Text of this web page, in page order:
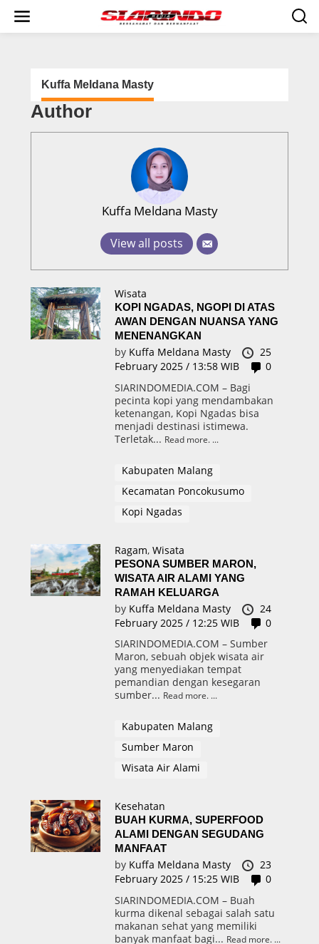
i
Kuffa Meldana Masty
Author
Kuffa Meldana Masty
View all posts
Wisata
KOPI NGADAS, NGOPI DI ATAS
AWAN DENGAN NUANSA YANG
MENENANGKAN
by Kuffa Meldana Masty
25
February 2025 / 13:58 WIB
0
SIARINDOMEDIA.COM – Bagi
pecinta kopi yang mendambakan
ketenangan, Kopi Ngadas bisa
menjadi destinasi istimewa.
Terletak... Read more.
Kabupaten Malang
Kecamatan Poncokusumo
Kopi Ngadas
Ragam, Wisata
PESONA SUMBER MARON,
WISATA AIR ALAMI YANG
RAMAH KELUARGA
by Kuffa Meldana Masty
24
February 2025 / 12:25 WIB
0
SIARINDOMEDIA.COM – Sumber
Maron, sebuah objek wisata air
yang menyediakan tempat
pemandian dengan kesegaran
sumber... Read more.
Kabupaten Malang
Sumber Maron
Wisata Air Alami
Kesehatan
BUAH KURMA, SUPERFOOD
ALAMI DENGAN SEGUDANG
MANFAAT
by Kuffa Meldana Masty
23
February 2025 / 15:25 WIB
0
SIARINDOMEDIA.COM – Buah
kurma dikenal sebagai salah satu
makanan sehat yang memiliki
banyak manfaat bagi... Read more.